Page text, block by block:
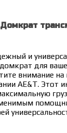
и
для
внимание
AE&T. Этот